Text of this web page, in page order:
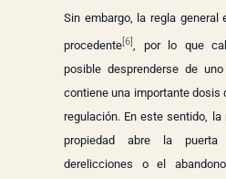
Sin embargo, la regla general
procedente[6]
, por lo que
posible desprenderse de
contiene una importante dosis
regulación. En este sentido,
propiedad abre la
derelicciones o el